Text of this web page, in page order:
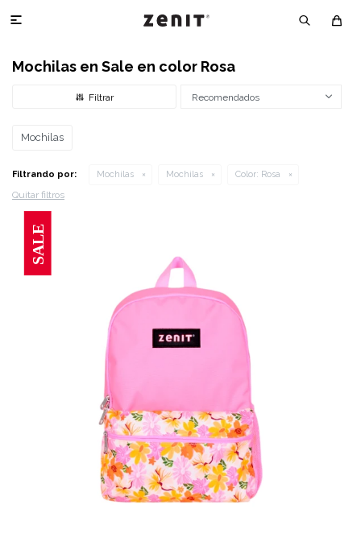

Mochilas en Sale en color Rosa
Recomendados
Mochilas
Filtrando por: Mochilas Mochilas Color: Rosa
Quitar filtros